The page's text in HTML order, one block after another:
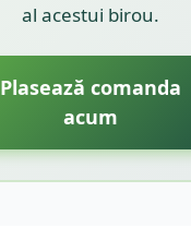
al acestui birou.
Plasează comanda
acum